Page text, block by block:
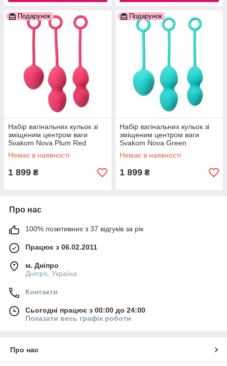
Подарунок
Набір вагінальних кульок зі
зміщеним центром ваги
Svakom Nova Plum Red
777Store.com.ua
Немає в наявності
1 899 ₴
Подарунок
Набір вагінальних кульок зі
зміщеним центром ваги
Svakom Nova Green
777Store.com.ua
Немає в наявності
1 899 ₴
Про нас
100% позитивних з 37 відгуків за рік
Працює з 06.02.2011
м. Дніпро
Дніпро, Україна
Контакти
Сьогодні працює з 00:00 до 24:00
Показати весь графік роботи
Про нас